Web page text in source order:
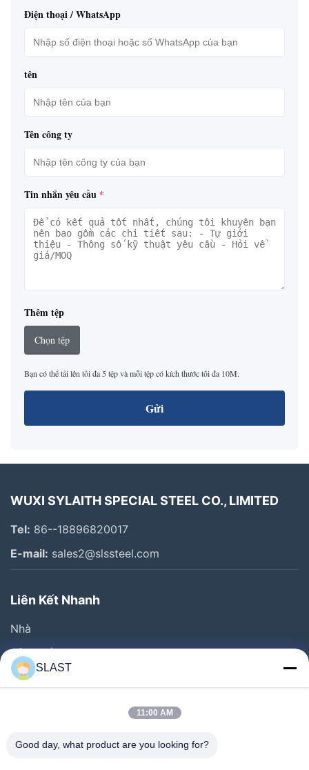
Điện thoại / WhatsApp
tên
Tên công ty
Tin nhắn yêu cầu *
Thêm tệp
Chọn tệp
Bạn có thể tải lên tối đa 5 tệp và mỗi tệp có kích thước tối đa 10M.
Gửi
WUXI SYLAITH SPECIAL STEEL CO., LIMITED
Tel: 86--18896820017
E-mail: sales2@slssteel.com
Liên Kết Nhanh
Nhà
Sản Phẩm
Video
Kiểm Soát Chất Lượng
SLAST
11:00 AM
Good day, what product are you looking for?